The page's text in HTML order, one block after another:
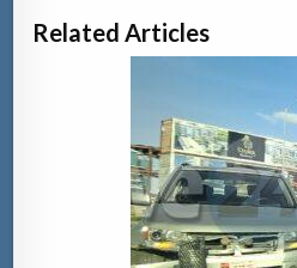
Related Articles